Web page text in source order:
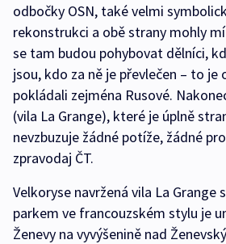
odbočky OSN, také velmi
rekonstrukci a obě strany mohly
se tam budou pohybovat dělníci,
jsou, kdo za ně je převlečen – to je
pokládali zejména Rusové.
(vila La Grange), které je úplně
nevzbuzuje žádné potíže, žádné
zpravodaj ČT.
Velkoryse navržená vila La Grange
parkem ve francouzském stylu je
Ženevy na vyvýšenině nad